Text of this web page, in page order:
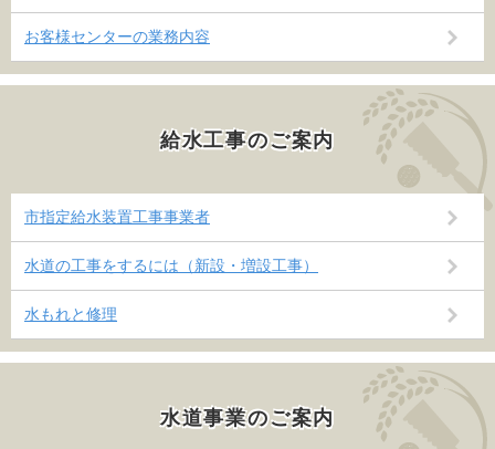
お客様センターの業務内容
給水工事のご案内
市指定給水装置工事事業者
水道の工事をするには（新設・増設工事）
水もれと修理
水道事業のご案内